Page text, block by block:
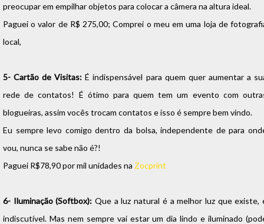
preocupar em empilhar objetos para colocar a câmera na altura ideal.
Paguei o valor de R$ 275,00; Comprei o meu em uma loja de
local,
5- Cartão de Visitas: É indispensável para quem quer aumentar a
rede de contatos! É ótimo para quem tem um evento com
blogueiras, assim vocês trocam contatos e isso é sempre bem vindo.
Eu sempre levo comigo dentro da bolsa, independente de para
vou, nunca se sabe não é?!
Paguei R$78,90 por mil unidades na Zocprint
6- Iluminação (Softbox):Que a luz natural é a melhor luz que existe,
indiscutível. Mas nem sempre vai estar um dia lindo e iluminado